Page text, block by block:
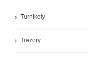
Turnikety
Trezory